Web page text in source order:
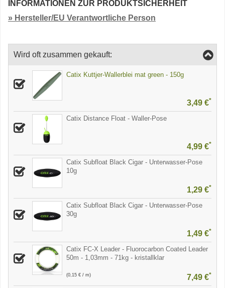
INFORMATIONEN ZUR PRODUKTSICHERHEIT
» Hersteller/EU Verantwortliche Person
Wird oft zusammen gekauft:
Catix Kuttjer-Wallerblei mat green - 150g
3,49 €*
Catix Distance Float - Waller-Pose
4,99 €*
Catix Subfloat Black Cigar - Unterwasser-Pose
10g
1,29 €*
Catix Subfloat Black Cigar - Unterwasser-Pose
30g
1,49 €*
Catix FC-X Leader - Fluorocarbon Coated Leader
50m - 1,03mm - 71kg - kristallklar
(0,15 € / m) 7,49 €*